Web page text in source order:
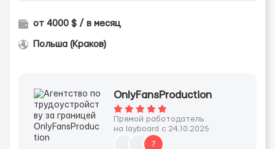
от 4000 $ / в месяц
Польша (Краков)
OnlyFansProduction
Прямой работодатель
на layboard с 24.10.2025
7